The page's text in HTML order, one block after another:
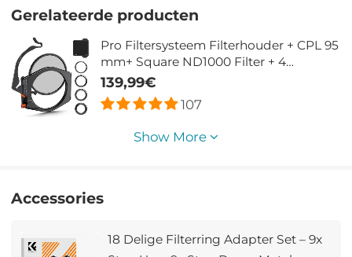
Gerelateerde producten
Pro Filtersysteem Filterhouder + CPL 95
mm+ Square ND1000 Filter + 4
Adapterringen Voor Cameralens
139,99€
107
Show More
Accessories
18 Delige Filterring Adapter Set – 9x